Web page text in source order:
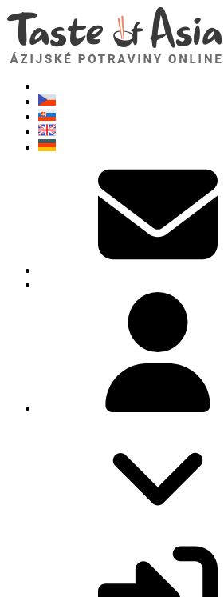
TasteOfAsia.sk
Neváhajte sa opýtať. Som tu pre vás!